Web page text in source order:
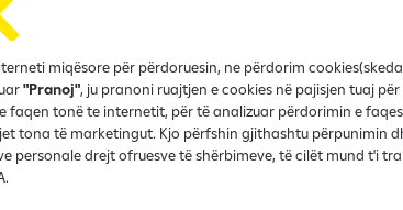
miqësore për përdoruesin, ne përdorim
"Pranoj", ju pranoni ruajtjen e cookies në pajisjen tuaj
faqen tonë te internetit, për të analizuar përdorimin e
tona të marketingut. Kjo përfshin gjithashtu përpunimin
personale drejt ofruesve të shërbimeve, të cilët mund t'i